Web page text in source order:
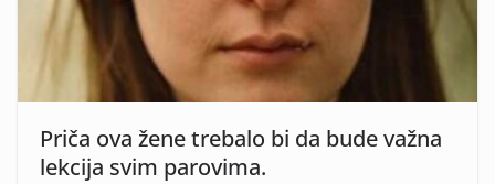
Priča ova žene trebalo bi da bude važna
lekcija svim parovima.